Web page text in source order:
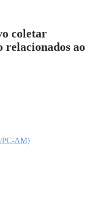
coletar
relacionados ao